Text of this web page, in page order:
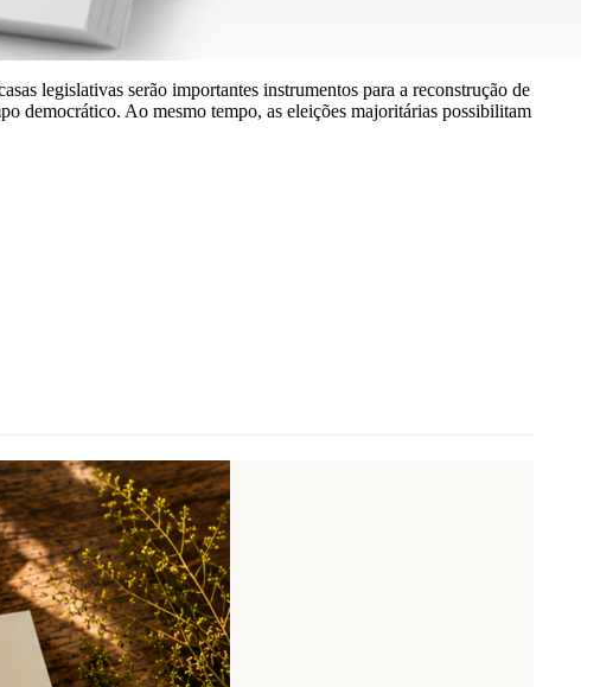
legislativas serão importantes instrumentos para a reconstrução de
democrático. Ao mesmo tempo, as eleições majoritárias possibilitam